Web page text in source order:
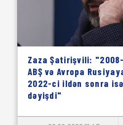
Zaza Şatirişvili:
ABŞ və Avropa
2022-ci ildən sonra
dəyişdi"